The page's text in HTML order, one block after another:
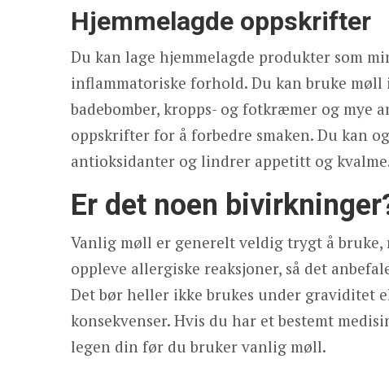
Hjemmelagde oppskrifter
Du kan lage hjemmelagde produkter som
inflammatoriske forhold. Du kan bruke
badebomber, kropps- og fotkræmer og mye
oppskrifter for å forbedre smaken. Du kan
antioksidanter og lindrer appetitt og
Er det noen
Vanlig møll er generelt veldig trygt å
oppleve allergiske reaksjoner, så det
Det bør heller ikke brukes under graviditet
konsekvenser. Hvis du har et bestemt
legen din før du bruker vanlig møll.